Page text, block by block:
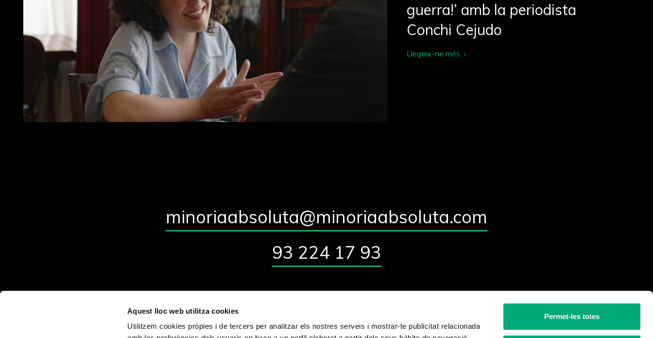
Aquest lloc web utilitza cookies
Utilitzem cookies pròpies i de tercers per analitzar els nostres serveis i mostrar-te publicitat relacionada
Permet-les totes
guerra!’ amb la periodista
Conchi Cejudo
Llegeix-ne més
minoriaabsoluta@minoriaabsoluta.com
93 224 17 93